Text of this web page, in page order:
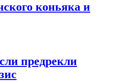
коньяка и
предрекли